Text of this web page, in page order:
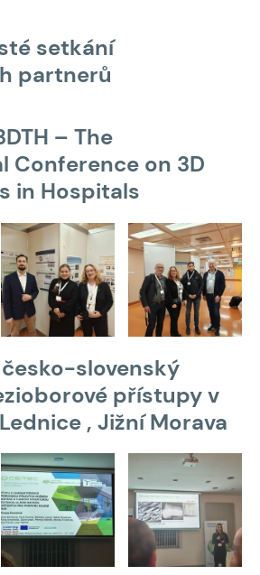
setkání
partnerů
– The
Conference on 3D
in Hospitals
česko-slovenský
přístupy v
, Jižní Morava